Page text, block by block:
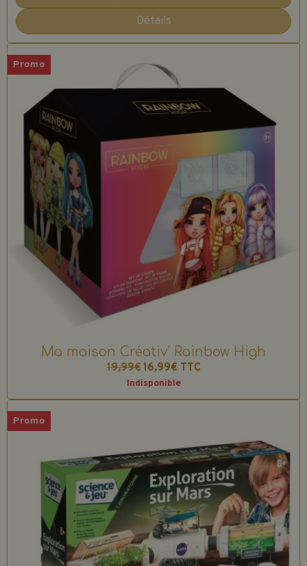
Détails
Promo
Ma maison Créativ' Rainbow High
19,99€16,99€ TTC
Indisponible
Promo